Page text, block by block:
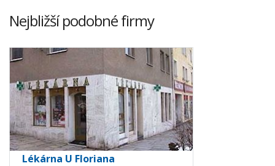
Nejbližší podobné firmy
Lékárna U Floriana